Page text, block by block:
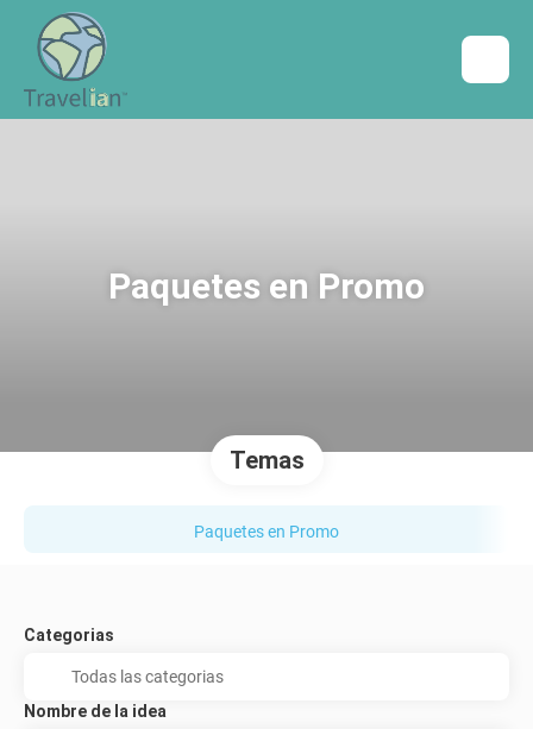
Paquetes en Promo
Temas
Paquetes en Promo
Categorias
Nombre de la idea